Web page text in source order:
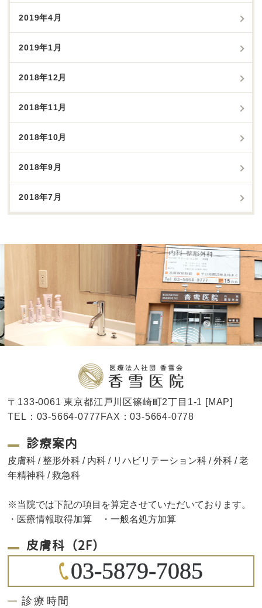
2019年4月
2019年1月
2018年12月
2018年11月
2018年10月
2018年9月
2018年7月
〒133-0061 東京都江戸川区篠崎町2丁目1-1 [MAP]
TEL：03-5664-0777FAX：03-5664-0778
診療案内
皮膚科 / 整形外科 / 内科 / リハビリテーション科 / 外科 / 老
年精神科 / 救急科
※当院では下記の項目を算定させていただいております。
・医療情報取得加算 ・一般名処方加算
皮膚科（2F）
03-5879-7085
診療時間